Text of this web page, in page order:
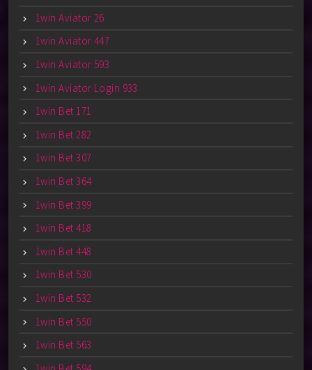
1win Aviator 26
1win Aviator 447
1win Aviator 593
1win Aviator Login 933
1win Bet 171
1win Bet 282
1win Bet 307
1win Bet 364
1win Bet 399
1win Bet 418
1win Bet 448
1win Bet 530
1win Bet 532
1win Bet 550
1win Bet 563